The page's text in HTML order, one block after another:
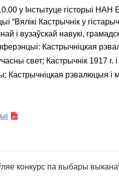
у Інстытуце гісторыі
“Вялікі Кастрычнік у
і вузаўскай навукі,
Кастрычніцкая
свет; Кастрычнік 1917
Кастрычніцкая рэвалюцыя і
конкурс па выбары